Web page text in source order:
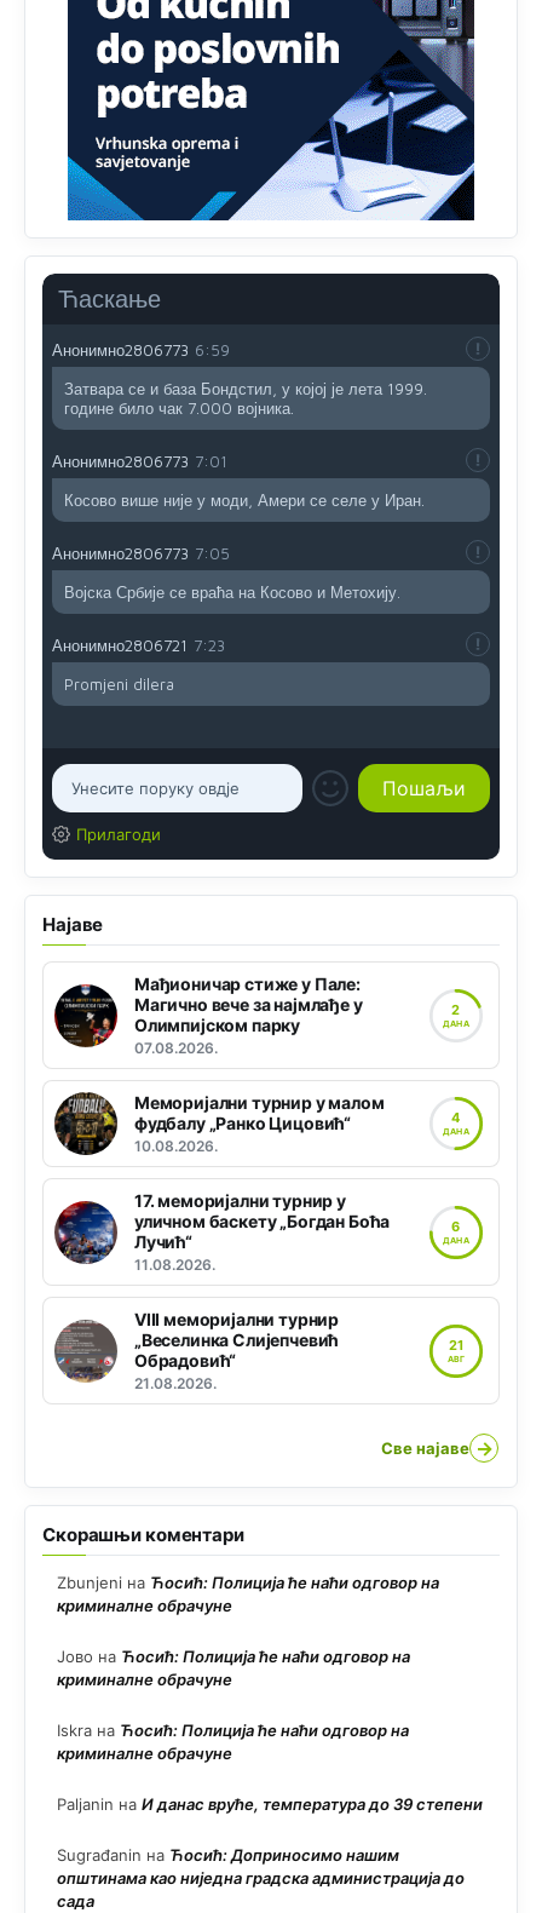
Ћаскање
nije mujo turcin, mujo ue bendasr
Анонимно2806721 6:37
Možete sebi umisliti da je i Kosovo dio Srbije al
nije...probajte ući bezpasosa.Takoirs.Umislili ste da
ste nebeski narod
Анонимно2806773 6:56
АМЕРИКАНЦИ ДО КРАЈА ГОДИНЕ ОДЛАЗЕ СА
КОСОВА
Анонимно2806773 6:59
Затвара се и база Бондстил, у којој је лета 1999.
године било чак 7.000 војника.
Анонимно2806773 7:01
Косово више није у моди, Амери се селе у Иран.
Анонимно2806773 7:05
Војска Србије се враћа на Косово и Метохију.
Анонимно2806721 7:23
Promjeni dilera
Прилагоди
Најаве
Мађионичар стиже у Пале:
Магично вече за најмлађе у
Олимпијском парку
07.08.2026.
2
ДАНА
Меморијални турнир у малом
фудбалу „Ранко Цицовић“
10.08.2026.
4
ДАНА
17. меморијални турнир у
уличном баскету „Богдан Боћа
Лучић“
11.08.2026.
6
ДАНА
VIII меморијални турнир
„Веселинка Слијепчевић
Обрадовић“
21.08.2026.
21
АВГ
Све најаве →
Скорашњи коментари
Zbunjeni на Ћосић: Полиција ће наћи одговор на
криминалне обрачуне
Јово на Ћосић: Полиција ће наћи одговор на
криминалне обрачуне
Iskra на Ћосић: Полиција ће наћи одговор на
криминалне обрачуне
Paljanin на И данас вруће, температура до 39 степени
Sugrađanin на Ћосић: Доприносимо нашим
општинама као ниједна градска администрација до
сада